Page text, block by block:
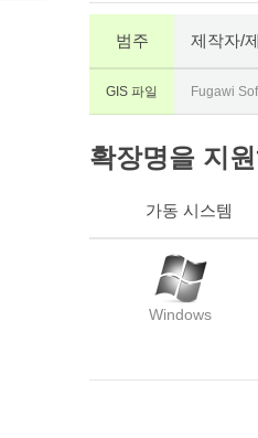
범주 제작자/
GIS 파일 Fugawi
확장명을 지
가동 시스템
Windows